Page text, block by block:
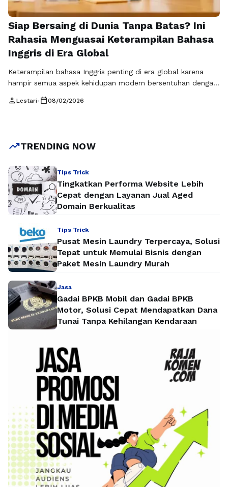
Siap Bersaing di Dunia Tanpa Batas? Ini
Rahasia Menguasai Keterampilan Bahasa
Inggris di Era Global
Keterampilan bahasa Inggris penting di era global karena
hampir semua aspek kehidupan modern bersentuhan dengan
komunikasi lintas negara. Di tengah arus globalisasi yang
internasional. Dunia kerja, …
person Lestari• calendar_today08/02/2026
trending_upTRENDING NOW
Tips Trick
Tingkatkan Performa Website Lebih
Cepat dengan Layanan Jual Aged
Domain Berkualitas
Tips Trick
Pusat Mesin Laundry Terpercaya, Solusi
Tepat untuk Memulai Bisnis dengan
Paket Mesin Laundry Murah
Jasa
Gadai BPKB Mobil dan Gadai BPKB
Motor, Solusi Cepat Mendapatkan Dana
Tunai Tanpa Kehilangan Kendaraan